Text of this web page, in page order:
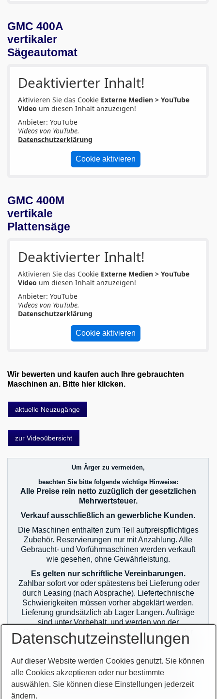
GMC 400A
vertikaler
Sägeautomat
Deaktivierter Inhalt!
Aktivieren Sie das Cookie Externe Medien > YouTube
Video um diesen Inhalt anzuzeigen!
Anbieter: YouTube
Videos von YouTube.
Datenschutzerklärung
Cookie aktivieren
GMC 400M
vertikale
Plattensäge
Deaktivierter Inhalt!
Aktivieren Sie das Cookie Externe Medien > YouTube
Video um diesen Inhalt anzuzeigen!
Anbieter: YouTube
Videos von YouTube.
Datenschutzerklärung
Cookie aktivieren
Wir bewerten und kaufen auch Ihre gebrauchten
Maschinen an. Bitte hier klicken.
aktuelle Neuzugänge
zur Videoübersicht
Um Ärger zu vermeiden,
beachten Sie bitte folgende wichtige Hinweise:
Alle Preise rein netto zuzüglich der gesetzlichen
Mehrwertsteuer.
Verkauf ausschließlich an gewerbliche Kunden.
Die Maschinen enthalten zum Teil aufpreispflichtiges
Zubehör. Reservierungen nur mit Anzahlung. Alle
Gebraucht- und Vorführmaschinen werden verkauft
wie gesehen, ohne Gewährleistung.
Es gelten nur schriftliche Vereinbarungen.
Zahlbar sofort vor oder spätestens bei Lieferung oder
durch Leasing (nach Absprache). Liefertechnische
Schwierigkeiten müssen vorher abgeklärt werden.
Lieferung grundsätzlich ab Lager Langen. Aufträge
sind unter Vorbehalt, und werden von der
Geschäftsleitung geprüft. Das Eingangsdatum der
Aufträge ist bei Mehrfachverkauf maßgebend. Es gilt
zahlungstechnischer Klärung! Im Übrigen gelten
unsere allgemeinen Geschäftsbedingungen.
Sie finden unsere AGB`s auf unserer Homepage im
Netz oder auf unseren Auftragsbestätigungen.
Datenschutzeinstellungen
Auf dieser Website werden Cookies genutzt. Sie können
alle Cookies akzeptieren oder nur bestimmte
auswählen. Sie können diese Einstellungen jederzeit
ändern.